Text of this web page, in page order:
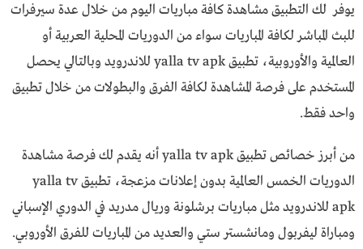
يوفر لك التطبيق مشاهدة كافة مباريات اليوم من خلال عدة سيرفرات
للبث المباشر لكافة المباريات سواء من الدوريات المحلية العربية أو
العالمية والأوروبية، تطبيق yalla tv apk للاندرويد وبالتالي يحصل
المستخدم على فرصة المشاهدة لكافة الفرق والبطولات من خلال تطبيق
واحد فقط.
من أبرز خصائص تطبيق yalla tv apk أنه يقدم لك فرصة مشاهدة
الدوريات الخمس العالمية بدون إعلانات مزعجة، تطبيق yalla tv
apk للاندرويد مثل مباريات برشلونة وريال مدريد في الدوري الإسباني
ومباراة ليفربول ومانشستر ستي والعديد من المباريات للفرق الأوروبي.